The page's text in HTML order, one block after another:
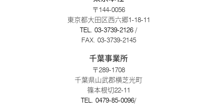
〒144-0056
東京都大田区西六郷1-18-11
TEL. 03-3739-2126 /
FAX. 03-3739-2145
千葉事業所
〒289-1708
千葉県山武郡横芝光町
篠本根切22-11
TEL. 0479-85-0096/